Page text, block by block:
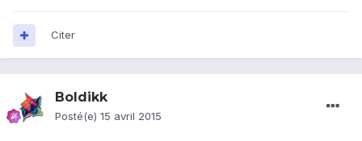
Citer
Boldikk
Posté(e) 15 avril 2015